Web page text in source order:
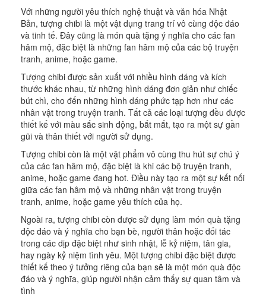
Với những người yêu thích nghệ thuật và văn hóa Nhật
Bản, tượng chibi là một vật dụng trang trí vô cùng độc đáo
và tinh tế. Đây cũng là món quà tặng ý nghĩa cho các fan
hâm mộ, đặc biệt là những fan hâm mộ của các bộ truyện
tranh, anime, hoặc game.
Tượng chibi được sản xuất với nhiều hình dáng và kích
thước khác nhau, từ những hình dáng đơn giản như chiếc
bút chì, cho đến những hình dáng phức tạp hơn như các
nhân vật trong truyện tranh. Tất cả các loại tượng đều được
thiết kế với màu sắc sinh động, bắt mắt, tạo ra một sự gần
gũi và thân thiết với người sử dụng.
Tượng chibi còn là một vật phẩm vô cùng thu hút sự chú ý
của các fan hâm mộ, đặc biệt là khi các bộ truyện tranh,
anime, hoặc game đang hot. Điều này tạo ra một sự kết nối
giữa các fan hâm mộ và những nhân vật trong truyện
tranh, anime, hoặc game yêu thích của họ.
Ngoài ra, tượng chibi còn được sử dụng làm món quà tặng
độc đáo và ý nghĩa cho bạn bè, người thân hoặc đối tác
trong các dịp đặc biệt như sinh nhật, lễ kỷ niệm, tân gia,
hay ngày kỷ niệm tình yêu. Một tượng chibi đặc biệt được
thiết kế theo ý tưởng riêng của bạn sẽ là một món quà độc
đáo và ý nghĩa, giúp người nhận cảm thấy sự quan tâm và
tình